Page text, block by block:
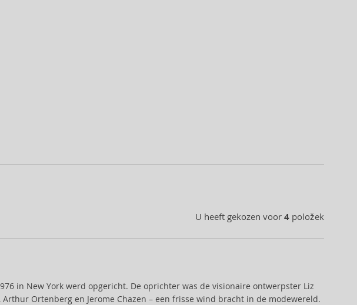
U heeft gekozen voor 4položek
in New York werd opgericht. De oprichter was de visionaire ontwerpster Liz
Ortenberg en Jerome Chazen – een frisse wind bracht in de modewereld.